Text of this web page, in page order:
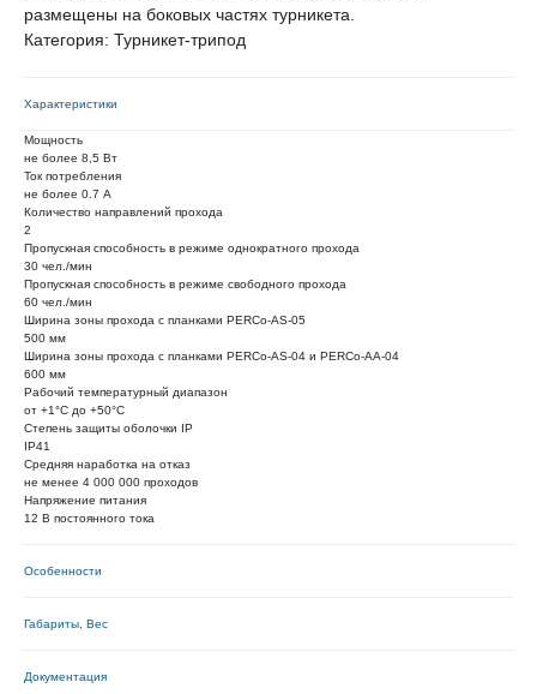
размещены на боковых частях турникета.
Категория: Турникет-трипод
Характеристики
Мощность
не более 8,5 Вт
Ток потребления
не более 0.7 А
Количество направлений прохода
2
Пропускная способность в режиме однократного прохода
30 чел./мин
Пропускная способность в режиме свободного прохода
60 чел./мин
Ширина зоны прохода с планками PERCo-AS-05
500 мм
Ширина зоны прохода с планками PERCo-AS-04 и PERCo-AA-04
600 мм
Рабочий температурный диапазон
от +1°C до +50°C
Степень защиты оболочки IP
IP41
Средняя наработка на отказ
не менее 4 000 000 проходов
Напряжение питания
12 В постоянного тока
Особенности
Габариты, Вес
Документация